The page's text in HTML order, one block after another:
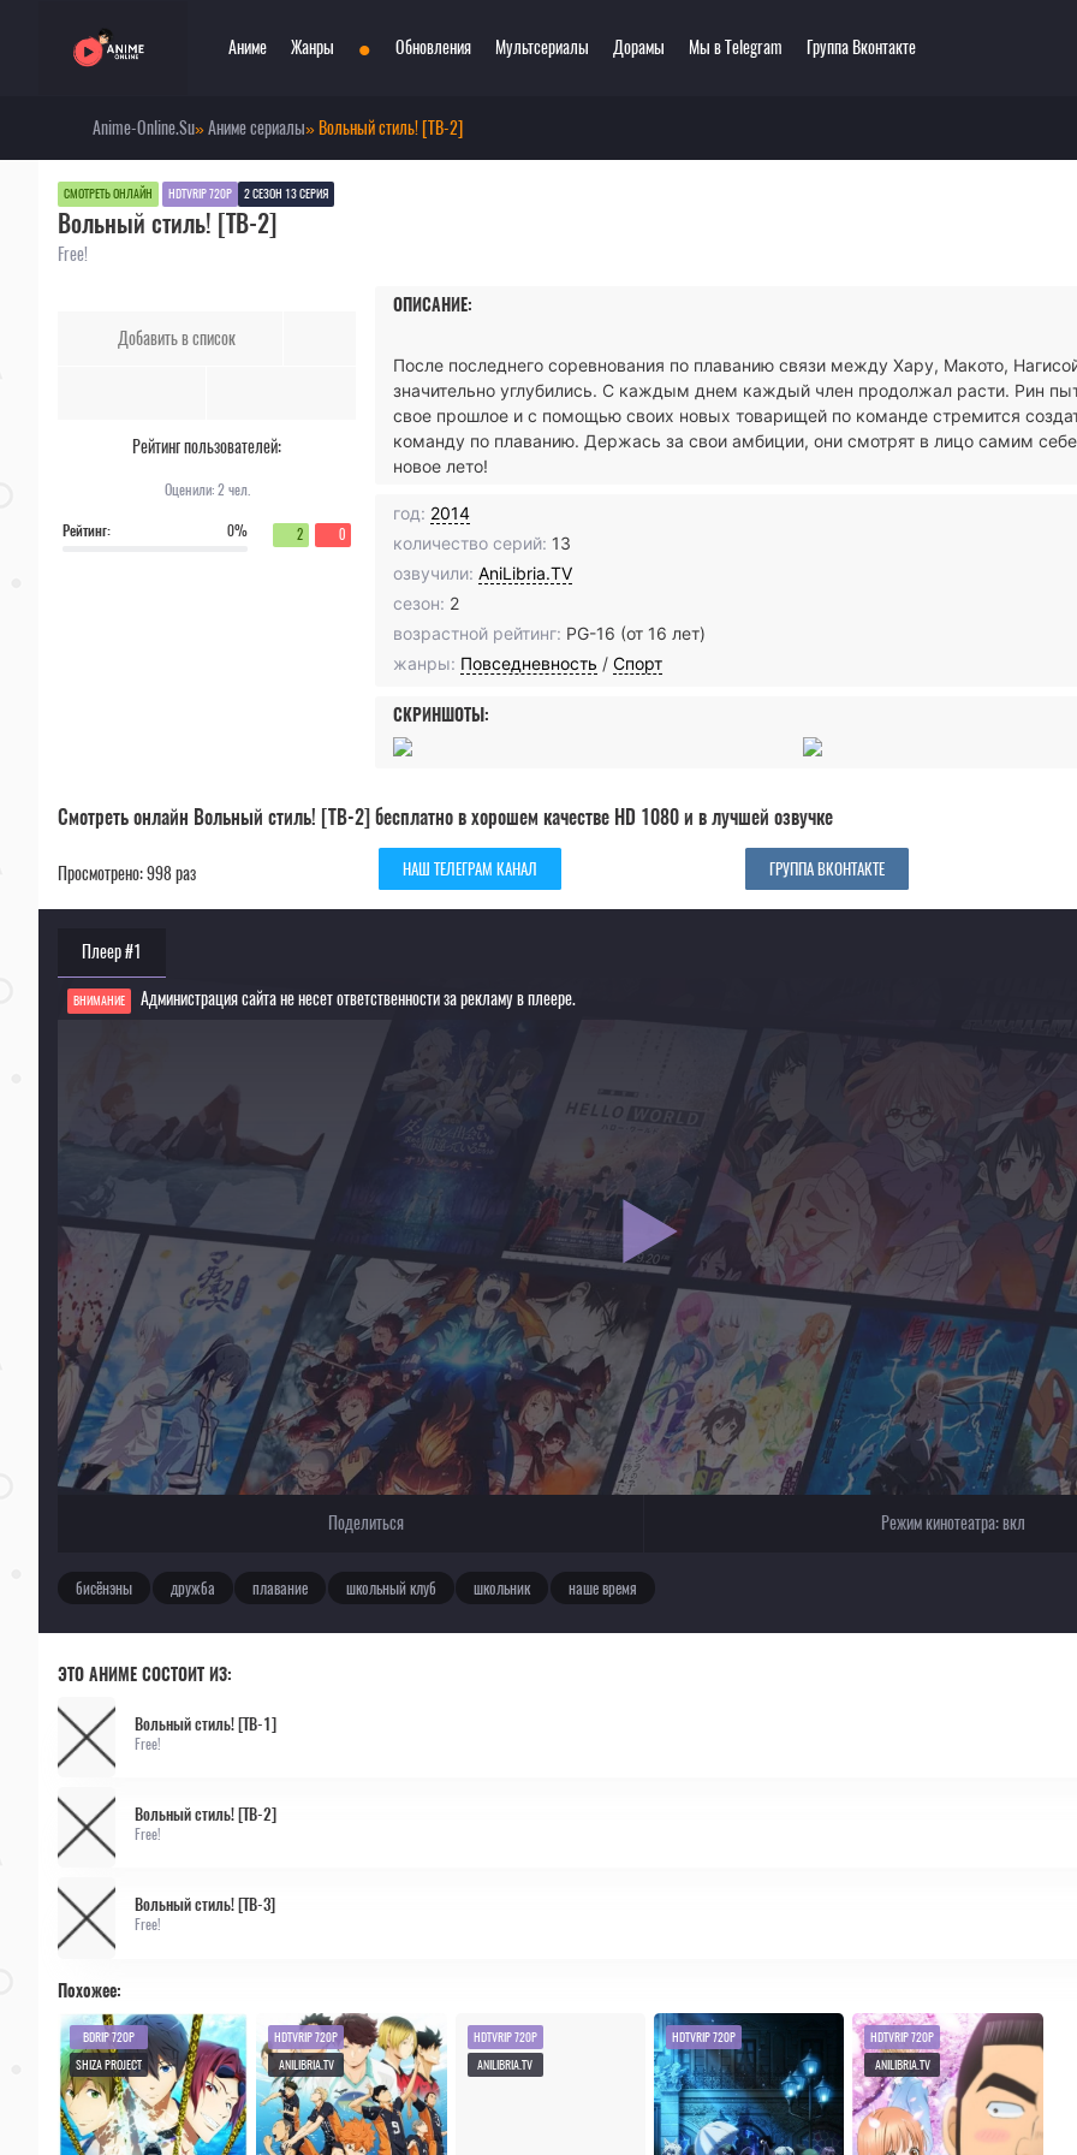
Аниме
Сериалы
Фильмы
Аниме 2022
Жанры
Боевые искусства
Война
Приключения
Школа
Игры
Этти
Экшен
Сверхъестественное
• Обновления Мультсериалы
Смотреть онлайн
Дорамы Мы в Telegram Группа Вконтакте
Anime-Online.Su»Аниме сериалы» Вольный стиль! [ТВ-2]
СМОТРЕТЬ ОНЛАЙН HDTVRIP 720P 2 СЕЗОН 13 СЕРИЯ
Вольный стиль! [ТВ-2]
Free!
Добавить в список
Рейтинг пользователей:
Оценили:2чел.
Рейтинг: 0% 2 0
ОПИСАНИЕ:
После последнего соревнования по плаванию связи между Хару, Макото,
значительно углубились. С каждым днем каждый член продолжал расти. Рин
свое прошлое и с помощью своих новых товарищей по команде стремится
команду по плаванию. Держась за свои амбиции, они смотрят в лицо самим
новое лето!
год: 2014
количество серий: 13
озвучили: AniLibria.TV
сезон: 2
возрастной рейтинг: PG-16 (от 16 лет)
жанры: Повседневность / Спорт
СКРИНШОТЫ:
Смотреть онлайн Вольный стиль! [ТВ-2] бесплатно в хорошем качестве HD 1080 и в лучшей озвучке
Просмотрено: 998 раз НАШ ТЕЛЕГРАМ КАНАЛ ГРУППА ВКОНТАКТЕ
Плеер #1
ВНИМАНИЕ
Администрация сайта не несет ответственности за рекламу в плеере.
Для просмотра некоторых аниме необходимо установить VPN
Текущее воспроизведение：Вольный стиль! [ТВ-2]
Поделиться Режим кинотеатра:вкл
бисёнэны дружба плавание школьный клуб школьник наше время
ЭТО АНИМЕ СОСТОИТ ИЗ:
Вольный стиль! [ТВ-1]
Free!
Вольный стиль! [ТВ-2]
Free!
Вольный стиль! [ТВ-3]
Free!
Похожее:
BDRIP 720P
SHIZA PROJECT
HDTVRIP 720P
ANILIBRIA.TV
HDTVRIP 720P
ANILIBRIA.TV
HDTVRIP 720P
HDTVRIP 720P
ANILIBRIA.TV